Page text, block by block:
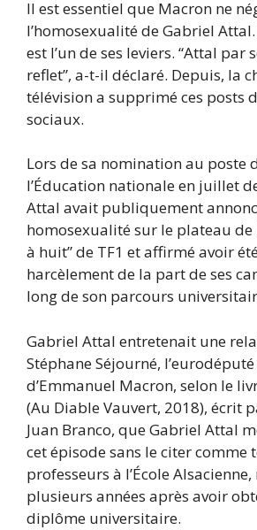
Il est essentiel que Macron ne
l’homosexualité de Gabriel
est l’un de ses leviers. “Attal par
reflet”, a-t-il déclaré. Depuis, la
télévision a supprimé ces posts
sociaux.
Lors de sa nomination au poste
l’Éducation nationale en juillet
Attal avait publiquement
homosexualité sur le plateau de
à huit” de TF1 et affirmé avoir
harcèlement de la part de ses
long de son parcours
Gabriel Attal entretenait une
Stéphane Séjourné,
d’Emmanuel Macron, selon le
(Au Diable Vauvert, 2018), écrit
Juan Branco, que Gabriel Attal
cet épisode sans le citer comme
professeurs à l’École
plusieurs années après avoir
diplôme universitaire.